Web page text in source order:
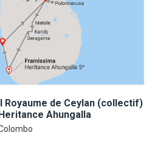
de Ceylan (collectif)
Ahungalla